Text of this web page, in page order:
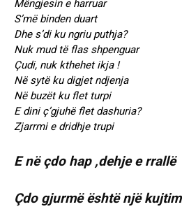
Mëngjesin e harruar
S’më binden duart
Dhe s’di ku ngriu puthja?
Nuk mud të flas shpenguar
Çudi, nuk kthehet ikja !
Në sytë ku digjet ndjenja
Në buzët ku flet turpi
E dini ç’gjuhë flet dashuria?
Zjarrmi e dridhje trupi
E në çdo hap ,dehje e rrallë
Çdo gjurmë është një kujtim